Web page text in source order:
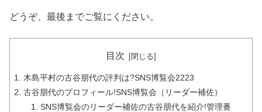
どうぞ、最後までご覧にください。
目次
木島平村の古谷朋代の評判は?SNS博覧会2223
古谷朋代のプロフィール!SNS博覧会（リーダー補佐）
SNS博覧会のリーダー補佐の古谷朋代を紹介!管理番